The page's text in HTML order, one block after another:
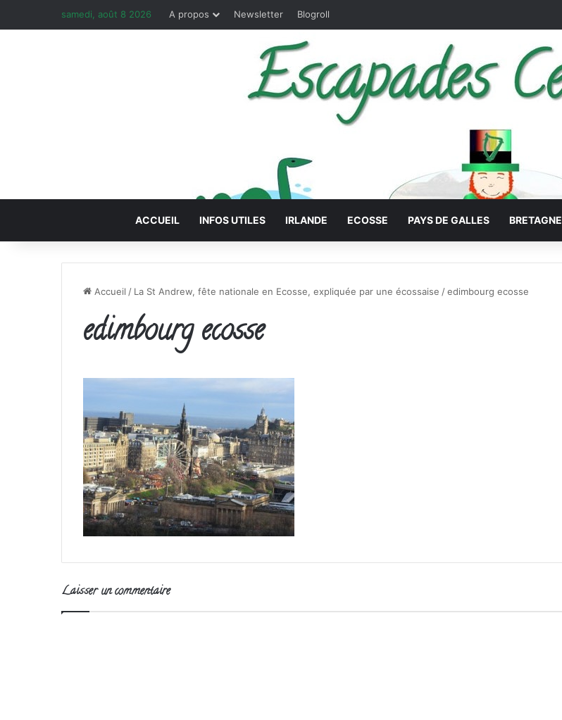
samedi, août 8 2026 A propos Newsletter Blogroll
ACCUEIL INFOS UTILES IRLANDE ECOSSE PAYS DE GALLES BRETAGNE
Accueil / La St Andrew, fête nationale en Ecosse, expliquée par une écossaise /edimbourg ecosse
edimbourg ecosse
Laisser un commentaire